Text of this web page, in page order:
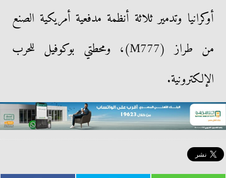
أوكرانيا وتدمير ثلاثة أنظمة مدفعية أمريكية الصنع
من طراز (M777)، ومحطتي بوكوفيل للحرب
الإلكترونية.